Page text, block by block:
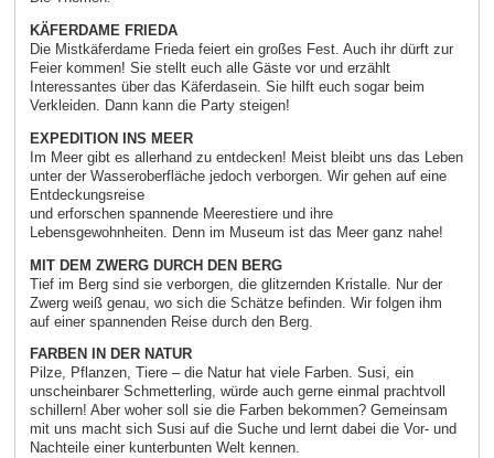
KÄFERDAME FRIEDA
Die Mistkäferdame Frieda feiert ein großes Fest. Auch ihr dürft zur
Feier kommen! Sie stellt euch alle Gäste vor und erzählt
Interessantes über das Käferdasein. Sie hilft euch sogar beim
Verkleiden. Dann kann die Party steigen!
EXPEDITION INS MEER
Im Meer gibt es allerhand zu entdecken! Meist bleibt uns das Leben
unter der Wasseroberfläche jedoch verborgen. Wir gehen auf eine
Entdeckungsreise
und erforschen spannende Meerestiere und ihre
Lebensgewohnheiten. Denn im Museum ist das Meer ganz nahe!
MIT DEM ZWERG DURCH DEN BERG
Tief im Berg sind sie verborgen, die glitzernden Kristalle. Nur der
Zwerg weiß genau, wo sich die Schätze befinden. Wir folgen ihm
auf einer spannenden Reise durch den Berg.
FARBEN IN DER NATUR
Pilze, Pflanzen, Tiere – die Natur hat viele Farben. Susi, ein
unscheinbarer Schmetterling, würde auch gerne einmal prachtvoll
schillern! Aber woher soll sie die Farben bekommen? Gemeinsam
mit uns macht sich Susi auf die Suche und lernt dabei die Vor- und
Nachteile einer kunterbunten Welt kennen.